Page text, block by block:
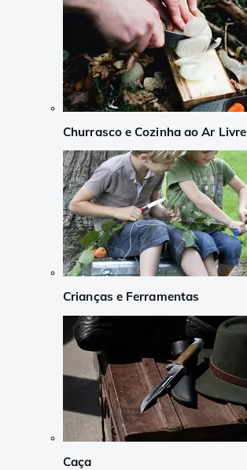
Churrasco e Cozinha ao Ar Livre
Crianças e Ferramentas
Caça